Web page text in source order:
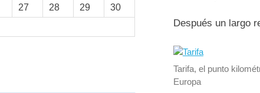
Después un largo
Tarifa, el punto
Europa
27 28 29
30